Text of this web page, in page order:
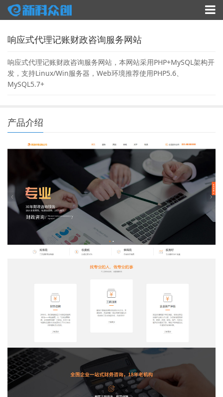
响应式代理记账财政咨询服务网站
响应式代理记账财政咨询服务网站，本网站采用PHP+MySQL架构开
发，支持Linux/Win服务器，Web环境推荐使用PHP5.6、
MySQL5.7+
产品介绍